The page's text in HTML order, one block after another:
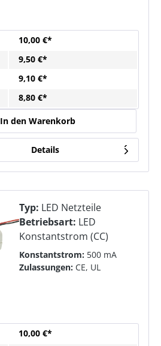
10,00 €*
9,50 €*
9,10 €*
8,80 €*
In den Warenkorb
Details
Typ: LED Netzteile
Betriebsart: LED
Konstantstrom (CC)
Konstantstrom: 500 mA
Zulassungen: CE, UL
10,00 €*